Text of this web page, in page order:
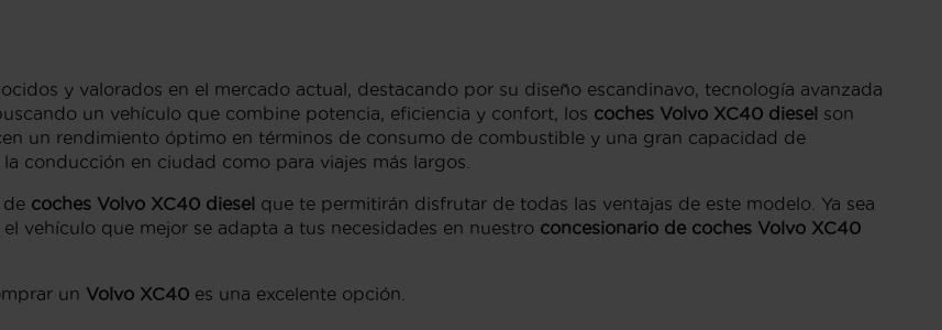
y valorados en el mercado actual, destacando por su diseño escandinavo, tecnología avanzada
un vehículo que combine potencia, eficiencia y confort, los coches Volvo XC40 diesel son
un rendimiento óptimo en términos de consumo de combustible y una gran capacidad de
conducción en ciudad como para viajes más largos.
de coches Volvo XC40 diesel que te permitirán disfrutar de todas las ventajas de este modelo. Ya sea
vehículo que mejor se adapta a tus necesidades en nuestro concesionario de coches Volvo XC40
un Volvo XC40 es una excelente opción.